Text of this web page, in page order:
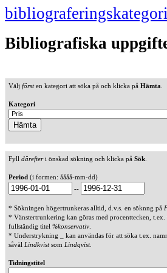
Bibliografiska
Välj försten kategori att söka på och klicka på Hämta
Kategori
Fyll därefteri önskad sökning och klicka på Sök
Period (i formen: åååå-mm-dd)
--
* Sökningen högertrunkeras alltid, d.v.s. en söknng på
* Vänstertrunkering kan göras med procenttecken,
fullständig titel %konservativ
* Understrykning _ kan användas för att söka t.ex.
såväl Lindkvistsom Lindqvist.
Tidningstitel